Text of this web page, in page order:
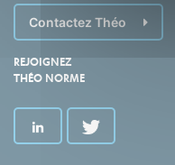
Contactez Théo
REJOIGNEZ
THÉO NORME